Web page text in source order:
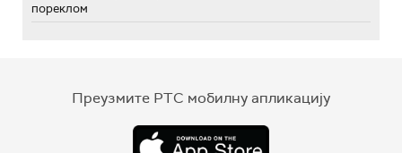
пореклом
Преузмите РТС мобилну апликацију